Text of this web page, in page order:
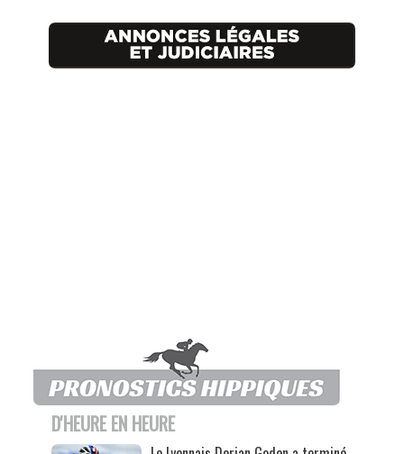
D'HEURE EN HEURE